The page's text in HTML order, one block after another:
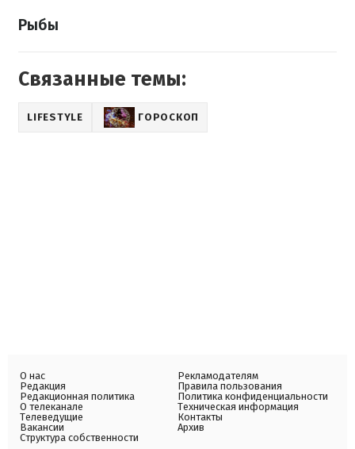
Рыбы
Связанные темы:
LIFESTYLE ГОРОСКОП
О нас
Редакция
Редакционная политика
О телеканале
Телеведущие
Вакансии
Структура собственности
Рекламодателям
Правила пользования
Политика конфиденциальности
Техническая информация
Контакты
Архив